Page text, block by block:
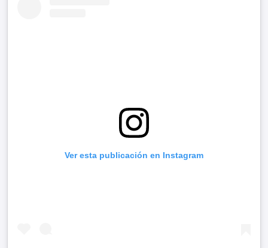
Ver esta publicación en Instagram